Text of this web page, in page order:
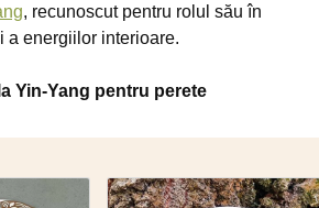
, recunoscut pentru rolul său în
a energiilor interioare.
Yin-Yang pentru perete